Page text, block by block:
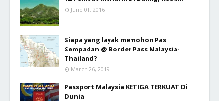
June 01, 2016
Siapa yang layak memohon Pas
Sempadan @ Border Pass Malaysia-
Thailand?
March 26, 2019
Passport Malaysia KETIGA TERKUAT Di
Dunia